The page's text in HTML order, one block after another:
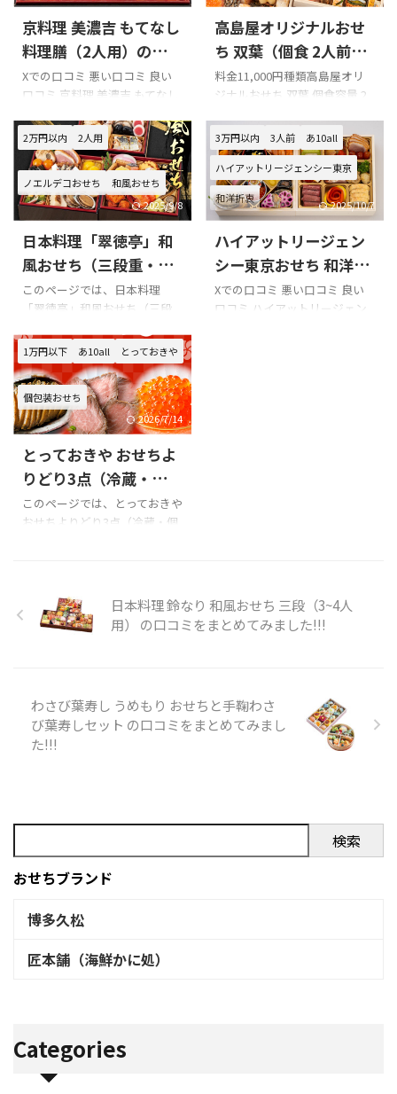
京料理 美濃吉 もてなし
料理膳（2人用）の口コ
ミをまとめてみまし
た!!!
Xでの口コミ 悪い口コミ 良い
口コミ 京料理 美濃吉 もてなし
参考に是非どうぞ!!! 京料理 美
濃吉のXでの口コミ 実家にて、
おせちなう。美濃吉おせちは、
毎年恒例。明日には、弟夫婦
が来て、食べ尽くすでしょう
(^^)
pic.twitter.com/B78zjxwLnq—
リエッター
1, 2019 #たこさんの飯テロ#お
がりたい 美濃吉のおせちエビ
の千枚漬け巻き美濃吉さん、
美味いっす& ...
高島屋オリジナルおせ
ち 双葉（個食 2人前）
の口コミをまとめてみ
ました!!!
料金11,000円種類高島屋オリ
ジナルおせち 双葉 個食容量 2
指定不可 このページでは、高
島屋オリジナルおせち 双葉
（個食 2人前）の口コミを紹介
します。 Xでの口コミ 高島屋オ
リジナルおせち 双葉（個食 2
人前）を購入の際の参考に是
非どうぞ!!! 高島屋個食おせちの
Xでの口コミ 高島屋購入のおせ
で完食しました
入れ物も凝
2万円以内 2人用
ノエルデコおせち
和風おせち
2025/9/8
日本料理「翠徳亭」和
風おせち（三段重・2人
前）の口コミをまとめ
てみました!!!
このページでは、日本料理
「翠徳亭」和風おせち（三段
ます。 Xでの口コミ 悪い口コミ
良い口コミ 日本料理「翠徳
亭」和風おせち（三段重・2人
前）を購入の際の参考に是非
どうぞ!!! 日本料理「翠徳亭」和
風おせち（三段重・2人前）の
Xでの口コミ 日本料理「翠徳
亭」和風おせち（三段重・2人
「翠徳亭」和風おせち（三段
せち（三段重・2人前）の味に
関する口コ ...
3万円以内 3人前 あ10all
ハイアットリージェンシー東京
和洋折衷 2025/10/7
ハイアットリージェン
シー東京おせち 和洋二
段重の口コミをまとめ
てみました!!!
Xでの口コミ 悪い口コミ 良い
口コミ ハイアットリージェン
1万円以下 あ10all とっておきや
個包装おせち
2026/7/14
とっておきや おせちよ
りどり3点（冷蔵・個包
装）の口コミをまとめ
てみました!!!
このページでは、とっておきや
おせちよりどり3点（冷蔵・個
装）を購入の際の参考に是非
どうぞ!!! とっておきや おせち
よりどり3点（冷蔵・個包装）
はありませんでした。 ぜひご
自身で楽天の口コミを確認し
てみてください!!! 以下はとって
日本料理 鈴なり 和風おせち 三段（3~4人
用） の口コミをまとめてみました!!!
わさび葉寿し うめもり おせちと手鞠わさ
び葉寿しセット の口コミをまとめてみまし
た!!!
検索
おせちブランド
博多久松
匠本舗（海鮮かに処）
Categories